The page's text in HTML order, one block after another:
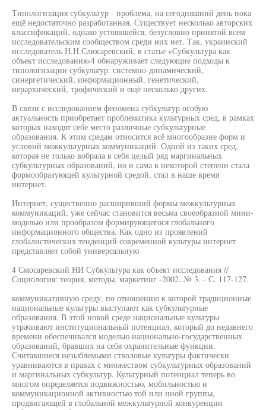
Типологизация субкультур - проблема, на сегодняшний день пока
ещё недостаточно разработанная. Существует несколько авторских
классификаций, однако устоявшейся, безусловно принятой всем
исследовательским сообществом среди них нет. Так, украинский
исследователь Н.Н.Слюсаревский, в статье «Субкультура как
объект исследования»4 обнаруживает следующие подходы к
типологизации субкультур: системно-динамический,
синергетический, информационный, генетический,
иерархический, трофический и ещё несколько других.
В связи с исследованием феномена субкультур особую
актуальность приобретает проблематика культурных сред, в рамках
которых находят себе место различные субкультурные
образования. К этим средам относится всё многообразие форм и
условий межкультурных коммуникаций. Одной из таких сред,
которая не только вобрала в себя целый ряд маргинальных
субкультурных образований, но и сама в некоторой степени стала
формообразующей культурной средой, стал в наше время
интернет.
Интернет, существенно расширивший формы межкультурных
коммуникаций, уже сейчас становится весьма своеобразной мини-
моделью или прообразом формирующегося глобального
информационного общества. Как одно из проявлений
глобалистических тенденций современной культуры интернет
представляет собой универсальную
4 Смосаревский НИ Субкультура как объект исследования //
Социология: теория, методы, маркетинг -2002. № 3. - С. 117-127.
коммуникативную среду, по отношению к которой традиционные
национальные культуры выступают как субкультурные
образования. В этой новой среде национальные культуры
утрачивают институциональный потенциал, который до недавнего
времени обеспечивался моделью национально-государственных
образований, бравших на себя охранительные функции.
Считавшиеся незыблемыми стволовые культуры фактически
уравниваются в правах с множеством субкультурных образований
и маргинальных субкультур. Культурный потенциал теперь во
многом определяется подвижностью, мобильностью и
коммуникационной активностью той или иной группы,
продвигающей в глобальной межкультурной конкуренции